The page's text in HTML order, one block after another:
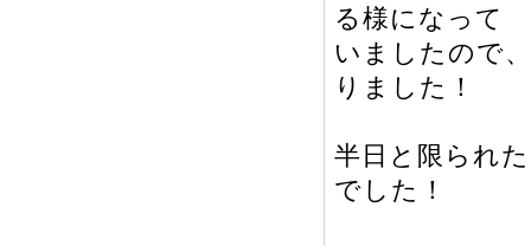
る様になって
いましたので
りました！
半日と限られ
でした！